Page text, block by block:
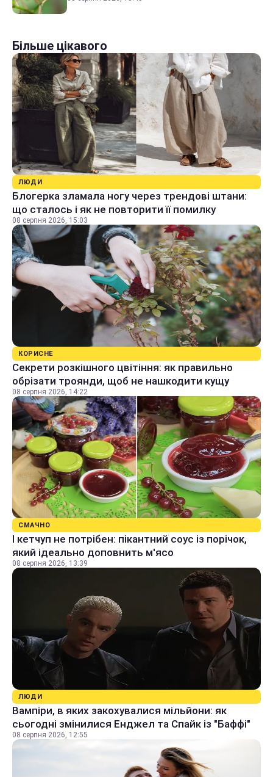
Більше цікавого
ЛЮДИ
Блогерка зламала ногу через трендові штани:
що сталось і як не повторити її помилку
08 серпня 2026, 15:03
КОРИСНЕ
Секрети розкішного цвітіння: як правильно
обрізати троянди, щоб не нашкодити кущу
08 серпня 2026, 14:22
СМАЧНО
І кетчуп не потрібен: пікантний соус із порічок,
який ідеально доповнить м'ясо
08 серпня 2026, 13:39
ЛЮДИ
Вампіри, в яких закохувалися мільйони: як
сьогодні змінилися Енджел та Спайк із "Баффі"
08 серпня 2026, 12:55